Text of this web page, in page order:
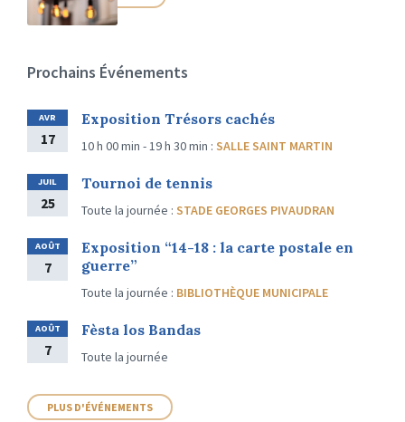
Prochains Événements
AVR
17
Exposition Trésors cachés
10 h 00 min - 19 h 30 min : SALLE SAINT MARTIN
JUIL
25
Tournoi de tennis
Toute la journée : STADE GEORGES PIVAUDRAN
AOÛT
7
Exposition “14-18 : la carte postale en
guerre”
Toute la journée : BIBLIOTHÈQUE MUNICIPALE
AOÛT
7
Fèsta los Bandas
Toute la journée
PLUS D'ÉVÉNEMENTS